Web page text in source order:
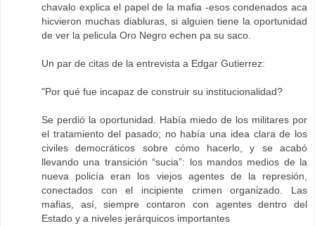
chavalo explica el papel de la mafia -esos condenados aca
hicvieron muchas diabluras, si alguien tiene la oportunidad
de ver la pelicula Oro Negro echen pa su saco.
Un par de citas de la entrevista a Edgar Gutierrez:
"Por qué fue incapaz de construir su institucionalidad?
Se perdió la oportunidad. Había miedo de los militares por
el tratamiento del pasado; no había una idea clara de los
civiles democráticos sobre cómo hacerlo, y se acabó
llevando una transición “sucia”: los mandos medios de la
nueva policía eran los viejos agentes de la represión,
conectados con el incipiente crimen organizado. Las
mafias, así, siempre contaron con agentes dentro del
Estado y a niveles jerárquicos importantes